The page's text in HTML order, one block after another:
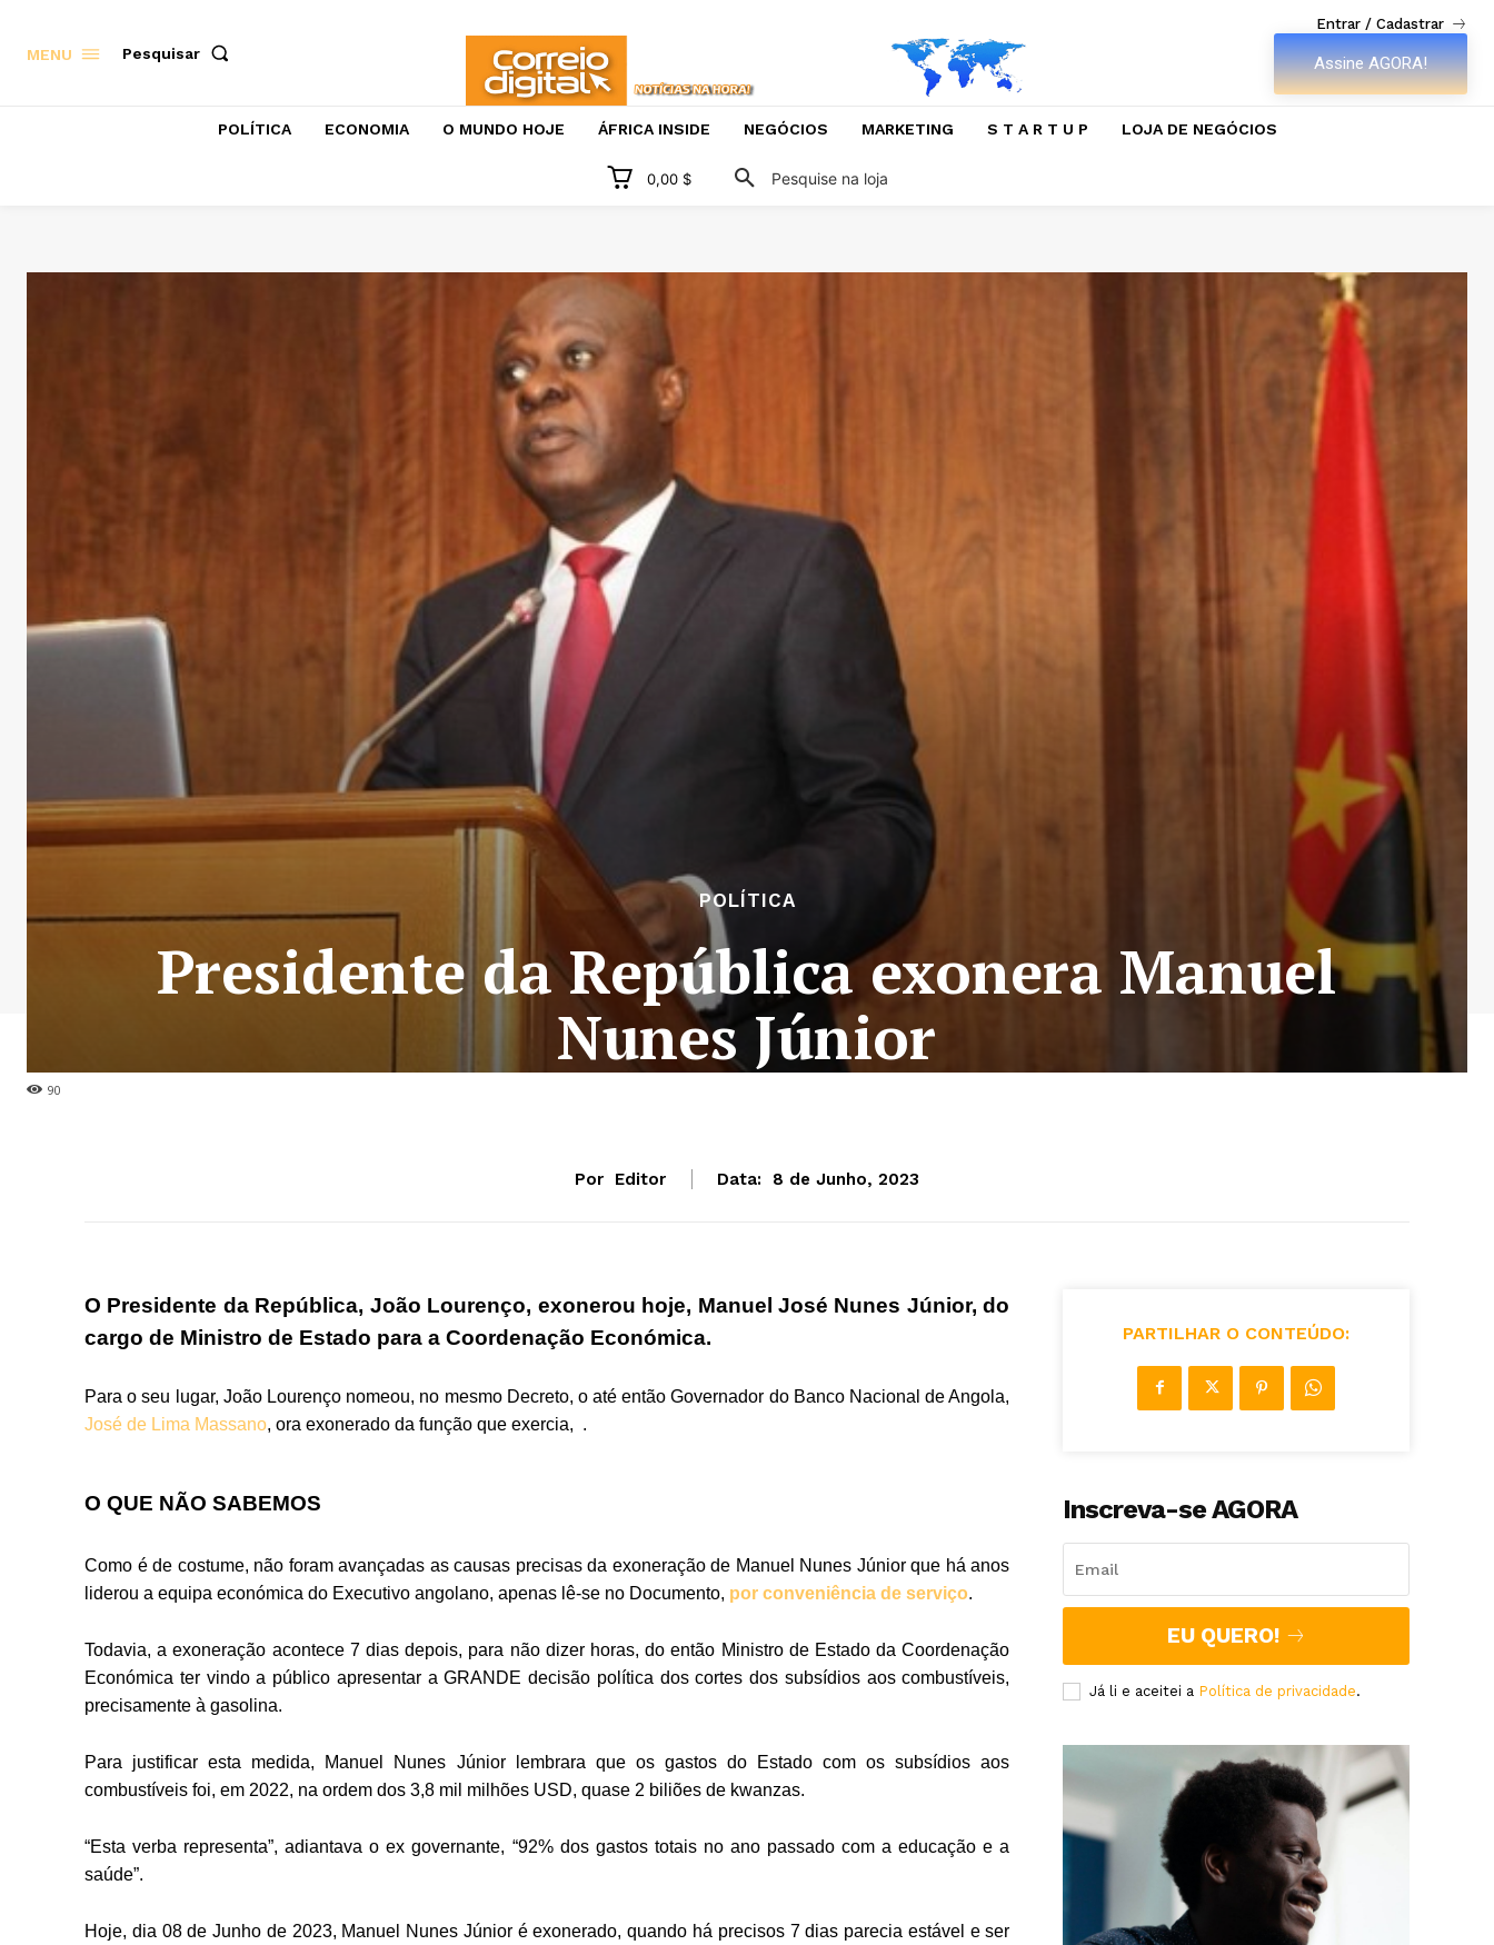
MENU Pesquisar
Entrar / Cadastrar
Assine AGORA!
POLÍTICA ECONOMIA O MUNDO HOJE ÁFRICA INSIDE NEGÓCIOS MARKETING S T A R T U P LOJA DE NEGÓCIOS
0,00 $ Pesquise na loja
90
POLÍTICA
Presidente da República exonera Manuel
Nunes Júnior
Por Editor Data: 8 de Junho, 2023
O Presidente da República, João Lourenço, exonerou hoje, Manuel José Nunes Júnior, do
cargo de Ministro de Estado para a Coordenação Económica.
Para o seu lugar, João Lourenço nomeou, no mesmo Decreto, o até então Governador do Banco Nacional de Angola,
José de Lima Massano, ora exonerado da função que exercia, .
O QUE NÃO SABEMOS
Como é de costume, não foram avançadas as causas precisas da exoneração de Manuel Nunes Júnior que há anos
liderou a equipa económica do Executivo angolano, apenas lê-se no Documento, por conveniência de serviço.
Todavia, a exoneração acontece 7 dias depois, para não dizer horas, do então Ministro de Estado da Coordenação
Económica ter vindo a público apresentar a GRANDE decisão política dos cortes dos subsídios aos combustíveis,
precisamente à gasolina.
Para justificar esta medida, Manuel Nunes Júnior lembrara que os gastos do Estado com os subsídios aos
combustíveis foi, em 2022, na ordem dos 3,8 mil milhões USD, quase 2 biliões de kwanzas.
“Esta verba representa”, adiantava o ex governante, “92% dos gastos totais no ano passado com a educação e a
saúde”.
Hoje, dia 08 de Junho de 2023, Manuel Nunes Júnior é exonerado, quando há precisos 7 dias parecia estável e ser
PARTILHAR O CONTEÚDO:
Inscreva-se AGORA
EU QUERO!
Já li e aceitei a Política de privacidade.